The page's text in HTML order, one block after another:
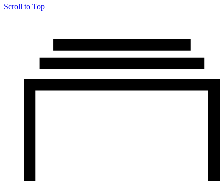
Scroll to Top